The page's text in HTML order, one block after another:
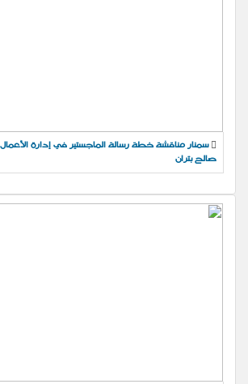
سمنار مناقشة خطة رسالة الماجستير في إدارة
صالح بتران